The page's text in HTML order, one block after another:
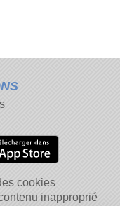
cookies
inapproprié